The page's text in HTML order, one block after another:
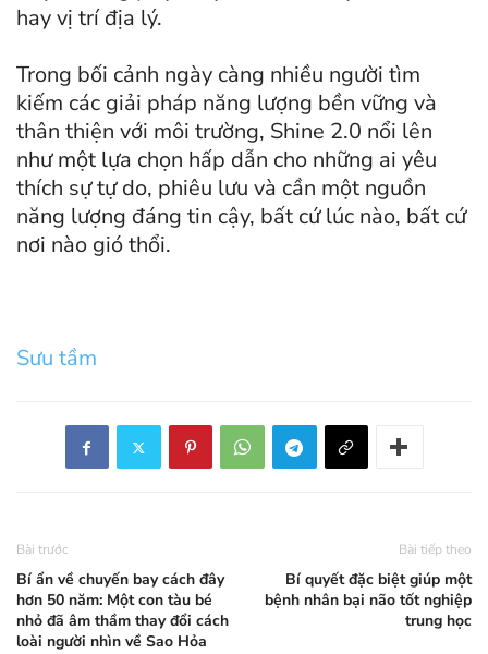
hay vị trí địa lý.
Trong bối cảnh ngày càng nhiều người tìm
kiếm các giải pháp năng lượng bền vững và
thân thiện với môi trường, Shine 2.0 nổi lên
như một lựa chọn hấp dẫn cho những ai yêu
thích sự tự do, phiêu lưu và cần một nguồn
năng lượng đáng tin cậy, bất cứ lúc nào, bất cứ
nơi nào gió thổi.
Sưu tầm
Bài trước
Bí ẩn về chuyến bay cách đây
hơn 50 năm: Một con tàu bé
nhỏ đã âm thầm thay đổi cách
loài người nhìn về Sao Hỏa
Bài tiếp theo
Bí quyết đặc biệt giúp một
bệnh nhân bại não tốt nghiệp
trung học